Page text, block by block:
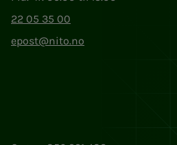
22 05 35 00
epost@nito.no